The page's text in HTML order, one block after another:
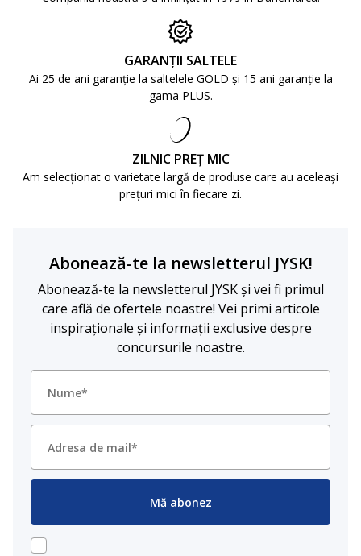
GARANȚII SALTELE
Ai 25 de ani garanție la saltelele GOLD și 15 ani garanție la
gama PLUS.
ZILNIC PREȚ MIC
Am selecționat o varietate largă de produse care au aceleași
prețuri mici în fiecare zi.
Abonează-te la newsletterul JYSK!
Abonează-te la newsletterul JYSK și vei fi primul
care află de ofertele noastre! Vei primi articole
inspiraționale și informații exclusive despre
concursurile noastre.
Mă abonez